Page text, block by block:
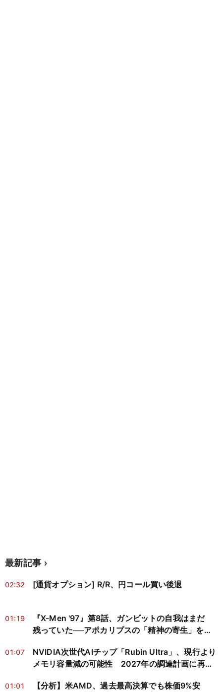
最新記事
02:32 [通貨オプション] R/R、円コール買い後退
01:19
『X-Men '97』第8話、ガンビットの自我はまだ
残っていた──アポカリプスの「精神の寄生」を神
01:07
NVIDIA次世代AIチップ「Rubin Ultra」、現行より
メモリ容量減の可能性 2027年の調達計画に再検
01:01
【分析】米AMD、過去最高決算でも株価9%安